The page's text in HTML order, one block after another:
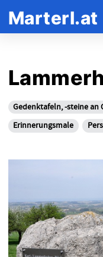
Marterl.at
Gedenktafeln, -steine
Erinnerungsmale